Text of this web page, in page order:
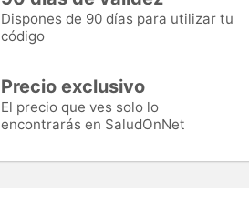
Dispones de 90 días para utilizar tu
código
Precio exclusivo
El precio que ves solo lo
encontrarás en SaludOnNet